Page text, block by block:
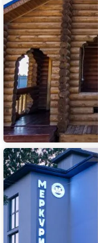
База
отдыха
Меркурий